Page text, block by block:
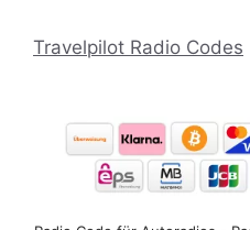
Travelpilot Radio Codes